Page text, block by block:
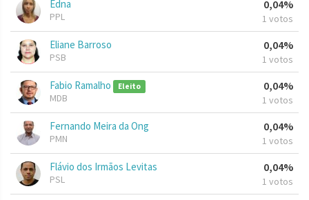
Edna
PPL
0,04%
1 votos
Eliane Barroso
PSB
0,04%
1 votos
Fabio Ramalho Eleito
MDB
0,04%
1 votos
Fernando Meira da Ong
PMN
0,04%
1 votos
Flávio dos Irmãos Levitas
PSL
0,04%
1 votos